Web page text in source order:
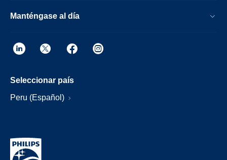
Manténgase al día
Seleccionar país
Peru (Español)